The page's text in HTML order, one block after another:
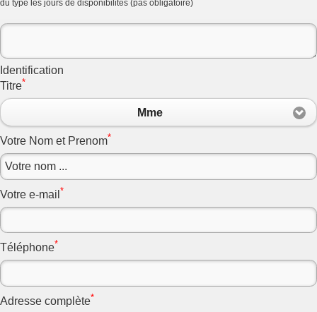
du type les jours de disponibilités (pas obligatoire)
Identification
Titre*
Mme
Votre Nom et Prenom*
Votre e-mail *
Téléphone*
Adresse complète*